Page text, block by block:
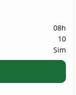
08h
10
Sim